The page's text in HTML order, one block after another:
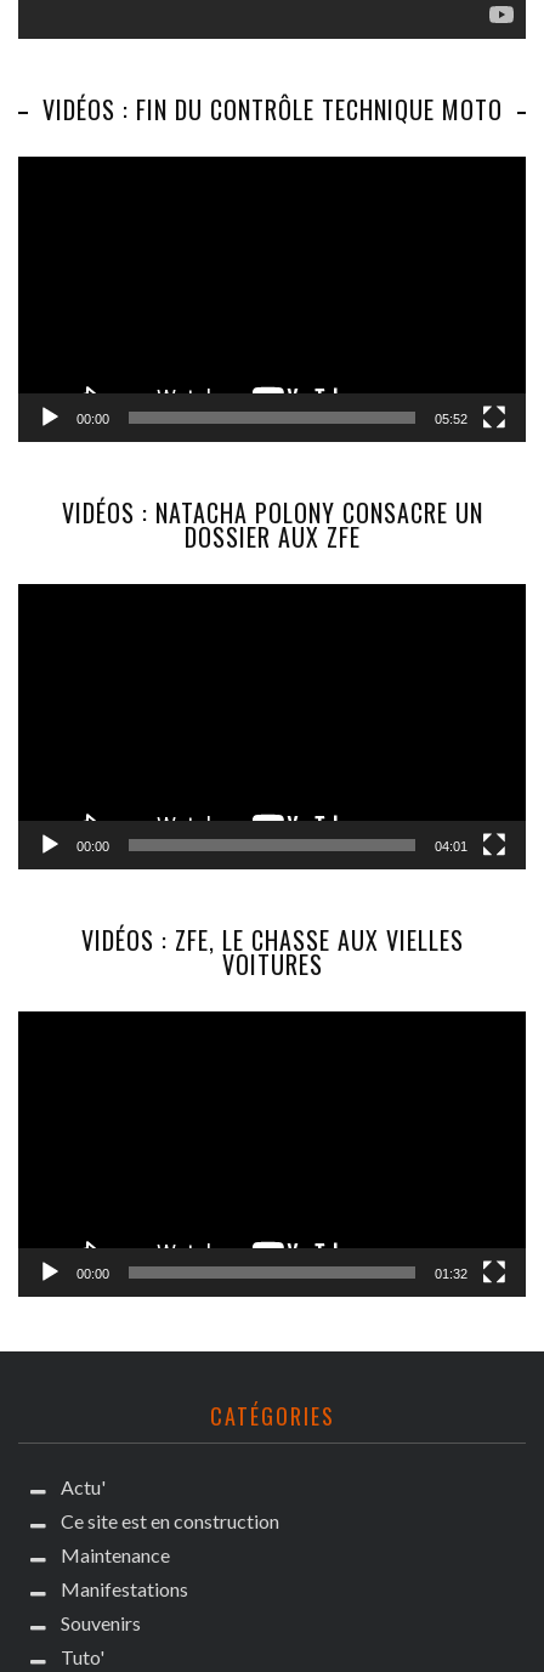
VIDÉOS : FIN DU CONTRÔLE TECHNIQUE MOTO
00:00 05:52
VIDÉOS : NATACHA POLONY CONSACRE UN
DOSSIER AUX ZFE
00:00 04:01
VIDÉOS : ZFE, LE CHASSE AUX VIELLES
VOITURES
00:00 01:32
CATÉGORIES
Actu'
Ce site est en construction
Maintenance
Manifestations
Souvenirs
Tuto'